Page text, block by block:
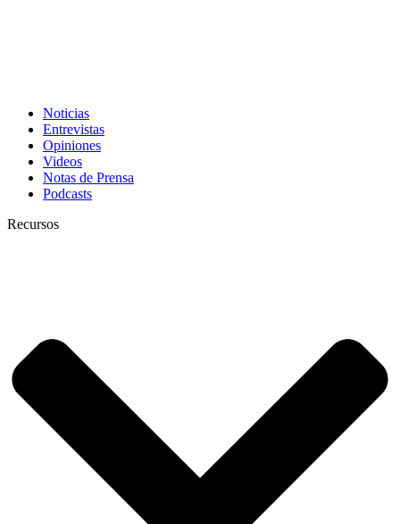
Noticias
Entrevistas
Opiniones
Videos
Notas de Prensa
Podcasts
Recursos